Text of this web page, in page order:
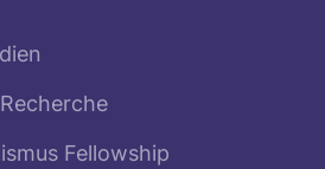
Fellowship